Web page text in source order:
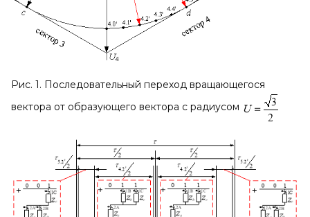
Рис. 1. Последовательный переход вращающегося
вектора от образующего вектора с радиусом